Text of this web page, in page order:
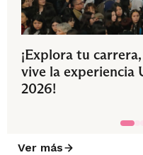
¡Explora tu
vive la experiencia
2026!
Ver más